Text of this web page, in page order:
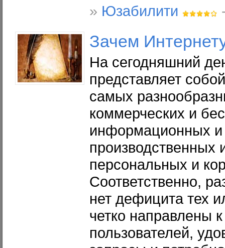
» Юзабилити
Зачем
На сегодняшний
представляет
самых
коммерческих и
информационных
производственных
персональных и
Соответственно,
нет дефицита тех
четко направлены
пользователей,